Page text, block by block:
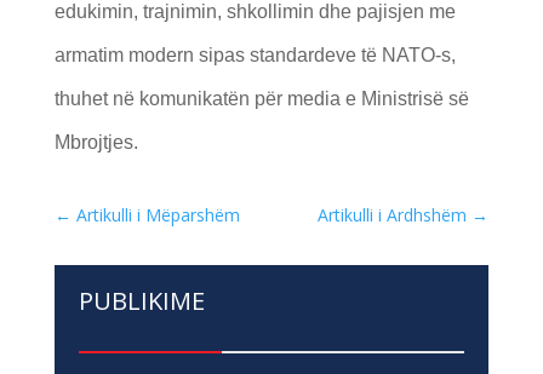
edukimin, trajnimin, shkollimin dhe pajisjen me
armatim modern sipas standardeve të NATO-s,
thuhet në komunikatën për media e Ministrisë së
Mbrojtjes.
← Artikulli i Mëparshëm Artikulli i Ardhshëm →
PUBLIKIME